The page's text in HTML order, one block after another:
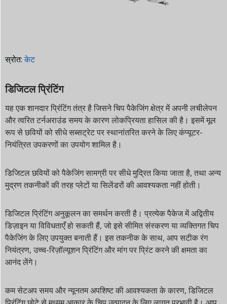
स्रोत:केट
डिजिटल प्रिंटिंग
यह एक शानदार प्रिंटिंग तंत्र है जिसने चिप पैकेजिंग क्षेत्र में अपनी लचीलेपन
और त्वरित टर्नअराउंड समय के कारण लोकप्रियता हासिल की है। इसमें मूल
रूप से छवियों को सीधे सब्सट्रेट पर स्थानांतरित करने के लिए कंप्यूटर-
नियंत्रित उपकरणों का उपयोग शामिल है।
डिजिटल छवियों को पैकेजिंग सामग्री पर सीधे मुद्रित किया जाता है, तथा अन्य
मुद्रण तकनीकों की तरह प्लेटों या सिलेंडरों की आवश्यकता नहीं होती।
डिजिटल प्रिंटिंग अनुकूलन का समर्थन करती है। प्रत्येक पैकेज में अद्वितीय
डिज़ाइन या विविधताएँ हो सकती हैं, जो इसे सीमित संस्करण या व्यक्तिगत चिप
पैकेजिंग के लिए उपयुक्त बनाती हैं। इस तकनीक के साथ, आप सटीक रंग
नियंत्रण, उच्च-रिज़ॉल्यूशन प्रिंटिंग और मांग पर प्रिंट करने की क्षमता का
आनंद लेंगे।
कम सेटअप समय और न्यूनतम अपशिष्ट की आवश्यकता के कारण, डिजिटल